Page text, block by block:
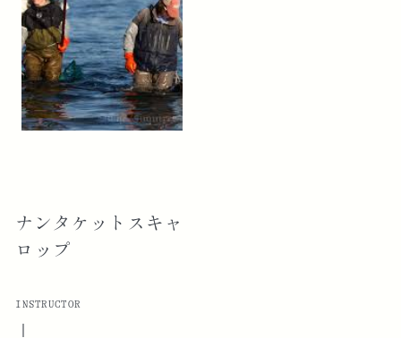
ナンタケットスキャ
ロップ
INSTRUCTOR
|